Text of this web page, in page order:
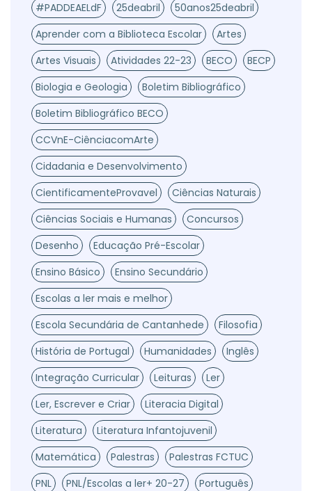
#PADDEAELdF 25deabril
50anos25deabril
Aprender com a Biblioteca Escolar
Artes
Artes Visuais
Atividades 22-23 BECO
BECP
Biologia e Geologia
Boletim Bibliográfico
Boletim Bibliográfico BECO
CCVnE-CiênciacomArte
Cidadania e Desenvolvimento
CientificamenteProvavel
Ciências Naturais
Ciências Sociais e Humanas
Concursos
Desenho
Educação Pré-Escolar
Ensino Básico
Ensino Secundário
Escolas a ler mais e melhor
Escola Secundária de Cantanhede
Filosofia
História de Portugal
Humanidades
Inglês
Integração Curricular
Leituras
Ler
Ler, Escrever e Criar
Literacia Digital
Literatura
Literatura Infantojuvenil
Matemática
Palestras
Palestras FCTUC
PNL
PNL/Escolas a ler+ 20-27
Português